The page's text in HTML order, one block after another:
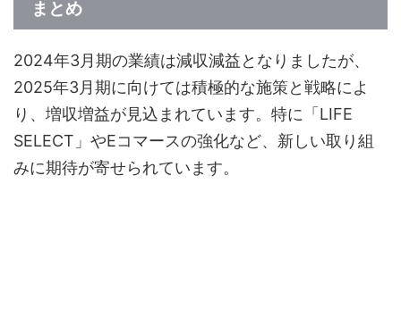
まとめ
2024年3月期の業績は減収減益となりましたが、
2025年3月期に向けては積極的な施策と戦略によ
り、増収増益が見込まれています。特に「LIFE
SELECT」やEコマースの強化など、新しい取り組
みに期待が寄せられています。